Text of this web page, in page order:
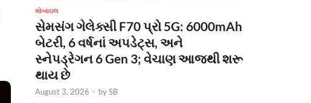
મોબાઇલ
સેમસંગ ગેલેક્સી F70 પ્રો 5G: 6000mAh
બેટરી, 6 વર્ષનાં અપડેટ્સ, અને
સ્નેપડ્રેગન 6 Gen 3; વેચાણ આજથી શરૂ
થાય છે
August 3, 2026 - bySB